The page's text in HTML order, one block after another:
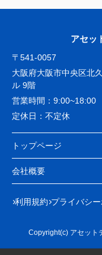
アセッ
〒541-0057
大阪府大阪市中央区北
ル 9階
営業時間： 9:00~18:00
定休日： 不定休
トップページ
会社概要
利用規約 プライバシ
Copyright(c) アセット